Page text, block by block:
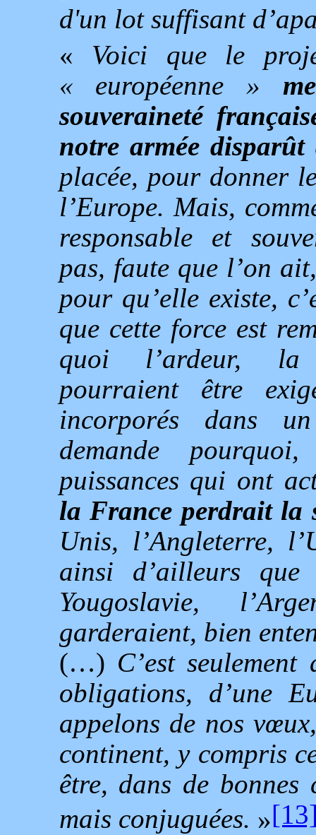
d'un lot suffisant
« Voici que le
« européenne »
souveraineté
notre armée
placée, pour donner
l’Europe. Mais,
responsable et
pas, faute que l’on
pour qu’elle existe,
que cette force est
quoi l’ardeur, la
pourraient être
incorporés dans
demande
puissances qui ont
la France perdrait la
Unis, l’Angleterre,
ainsi d’ailleurs
Yougoslavie,
garderaient, bien
(…) C’est
obligations, d’une
appelons de nos
continent, y compris
être, dans de bonnes
mais conjuguées. »